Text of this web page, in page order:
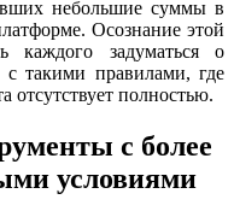
небольшие суммы в
Осознание этой
каждого задуматься о
с такими правилами, где
отсутствует полностью.
с более
условиями